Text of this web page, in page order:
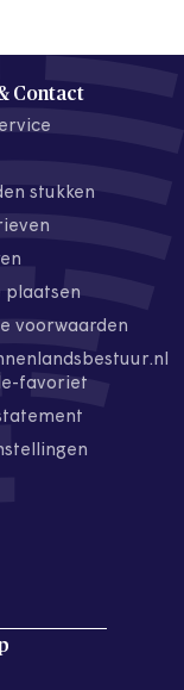
Contact
stukken
plaatsen
voorwaarden
favoriet